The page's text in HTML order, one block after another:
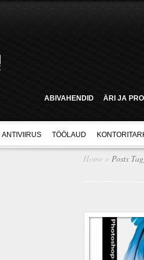
ABIVAHENDID ÄRI JA
ANTIVIIRUS TÖÖLAUD
Home » Posts